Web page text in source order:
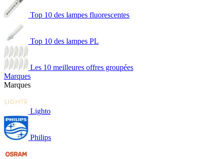
Top 10 des lampes fluorescentes
Top 10 des lampes PL
Les 10 meilleures offres groupées
Marques
Marques
Lighto
Philips